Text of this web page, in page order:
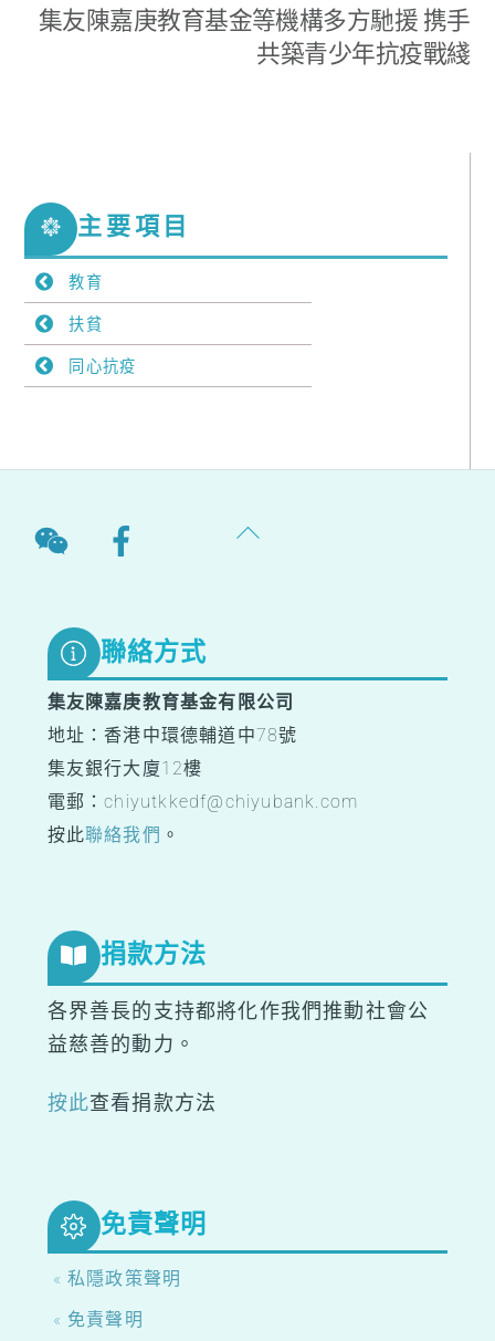
集友陳嘉庚教育基金等機構多方馳援 携手
共築青少年抗疫戰綫
主要項目
教育
扶貧
同心抗疫
Back
聯絡方式
集友陳嘉庚教育基金有限公司
地址：香港中環德輔道中78號
集友銀行大廈12樓
電郵：chiyutkkedf@chiyubank.com
按此聯絡我們 。
捐款方法
各界善長的支持都將化作我們推動社會公
益慈善的動力。
按此查看捐款方法
免責聲明
« 私隱政策聲明
« 免責聲明